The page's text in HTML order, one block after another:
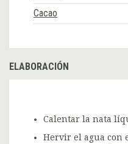
Cacao
ELABORACIÓN
Calentar la nata
Hervir el agua con